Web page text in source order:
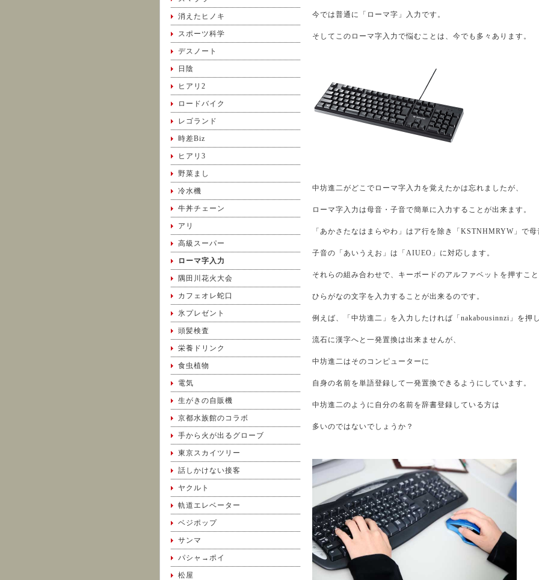
今では普通に「ローマ字」入力です。
そしてこのローマ字入力で悩むことは、今でも多々あります。
中坊進二がどこでローマ字入力を覚えたかは忘れましたが、
ローマ字入力は母音・子音で簡単に入力することが出来ます。
「あかさたなはまらやわ」はア行を除き「KSTNHMRYW」で母
子音の「あいうえお」は「AIUEO」に対応します。
それらの組み合わせで、キーボードのアルファベットを押すこと
ひらがなの文字を入力することが出来るのです。
例えば、「中坊進二」を入力したければ「nakabousinnzi」を押し
流石に漢字へと一発置換は出来ませんが、
中坊進二はそのコンピューターに
自身の名前を単語登録して一発置換できるようにしています。
中坊進二のように自分の名前を辞書登録している方は
多いのではないでしょうか？
消えたヒノキ
スポーツ科学
デスノート
日陰
ヒアリ2
ロードバイク
レゴランド
時差Biz
ヒアリ3
野菜まし
冷水機
牛丼チェーン
アリ
高級スーパー
ローマ字入力
隅田川花火大会
カフェオレ蛇口
氷プレゼント
頭髪検査
栄養ドリンク
食虫植物
電気
生がきの自販機
京都水族館のコラボ
手から火が出るグローブ
東京スカイツリー
話しかけない接客
ヤクルト
軌道エレベーター
ベジポップ
サンマ
パシャ→ポイ
松屋